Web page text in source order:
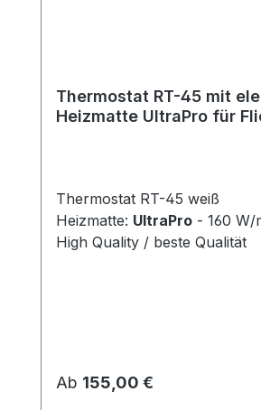
Thermostat RT-45 mit
Heizmatte UltraPro für
Thermostat RT-45 weiß
Heizmatte: UltraPro - 160 W/
High Quality / beste Qualität
Regulärer Preis:
Ab 155,00 €